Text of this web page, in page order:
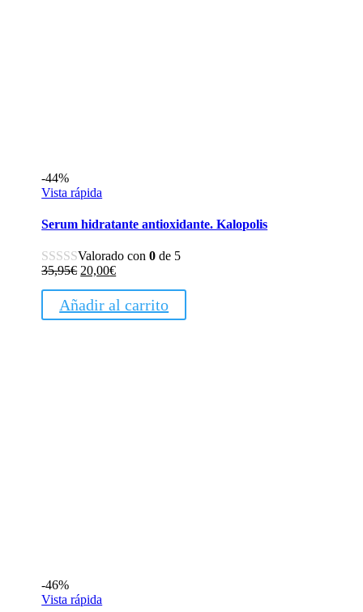
-44%
Vista rápida
Serum hidratante antioxidante. Kalopolis
Valorado con0 de 5
35,95€ El
original
era:
20,00€El
actual
es:
Añadir al carrito
-46%
Vista rápida